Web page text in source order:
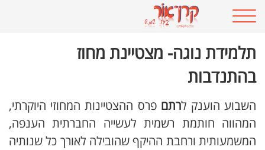
תלמידת נוגה- מצטיינת מחוז
בהתנדבות
השבוע הוענק לרתם פרס ההצטיינות המחוזי היוקרתי,
המהווה חותמת רשמית לעשייה החברתית הענפה,
המשמעותית ורחבת ההיקף שהובילה לאורך כל שנותיה